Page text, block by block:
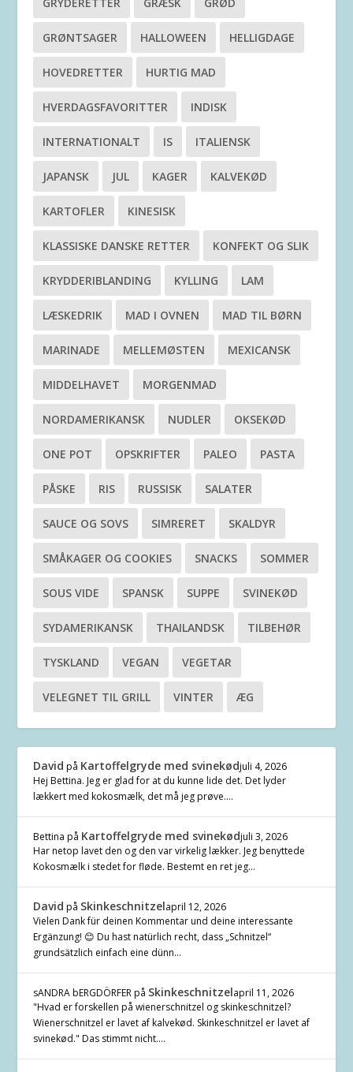
GRØNTSAGER HALLOWEEN HELLIGDAGE
HOVEDRETTER HURTIG MAD
HVERDAGSFAVORITTER INDISK
INTERNATIONALT IS ITALIENSK
JAPANSK JUL KAGER KALVEKØD
KARTOFLER KINESISK
KLASSISKE DANSKE RETTER KONFEKT OG SLIK
KRYDDERIBLANDING KYLLING LAM
LÆSKEDRIK MAD I OVNEN MAD TIL BØRN
MARINADE MELLEMØSTEN MEXICANSK
MIDDELHAVET MORGENMAD
NORDAMERIKANSK NUDLER OKSEKØD
ONE POT OPSKRIFTER PALEO PASTA
PÅSKE RIS RUSSISK SALATER
SAUCE OG SOVS SIMRERET SKALDYR
SMÅKAGER OG COOKIES SNACKS SOMMER
SOUS VIDE SPANSK SUPPE SVINEKØD
SYDAMERIKANSK THAILANDSK TILBEHØR
TYSKLAND VEGAN VEGETAR
VELEGNET TIL GRILL VINTER ÆG
David på Kartoffelgryde med svinekødjuli 4, 2026
Hej Bettina. Jeg er glad for at du kunne lide det. Det lyder
lækkert med kokosmælk, det må jeg prøve.…
Bettina på Kartoffelgryde med svinekødjuli 3, 2026
Har netop lavet den og den var virkelig lækker. Jeg benyttede
Kokosmælk i stedet for fløde. Bestemt en ret jeg…
David på Skinkeschnitzelapril 12, 2026
Vielen Dank für deinen Kommentar und deine interessante
Ergänzung! 😊 Du hast natürlich recht, dass „Schnitzel“
grundsätzlich einfach eine dünn…
sANDRA bERGDÖRFERpå Skinkeschnitzelapril 11, 2026
"Hvad er forskellen på wienerschnitzel og skinkeschnitzel?
Wienerschnitzel er lavet af kalvekød. Skinkeschnitzel er lavet af
svinekød." Das stimmt nicht.…